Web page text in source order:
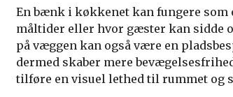
En bænk i køkkenet kan fungere
måltider eller hvor gæster kan sidde
på væggen kan også være en
dermed skaber mere
tilføre en visuel lethed til rummet og